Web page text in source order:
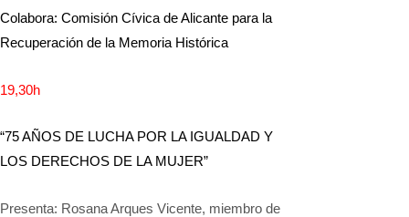
Colabora: Comisión Cívica de Alicante para la
Recuperación de la Memoria Histórica
19,30h
“75 AÑOS DE LUCHA POR LA IGUALDAD Y
LOS DERECHOS DE LA MUJER”
Presenta: Rosana Arques Vicente, miembro de